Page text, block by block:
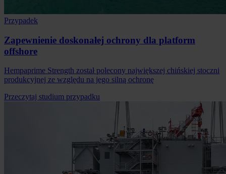
Przypadek
Zapewnienie doskonałej ochrony dla platform
offshore
Hempaprime Strength został polecony największej chińskiej stoczni
produkcyjnej ze względu na jego silną ochronę
Przeczytaj studium przypadku